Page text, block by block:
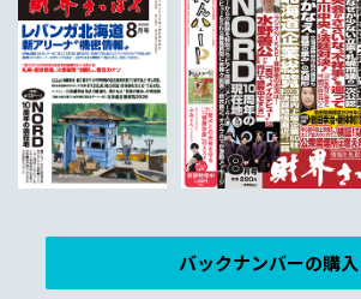
バックナンバーの購入